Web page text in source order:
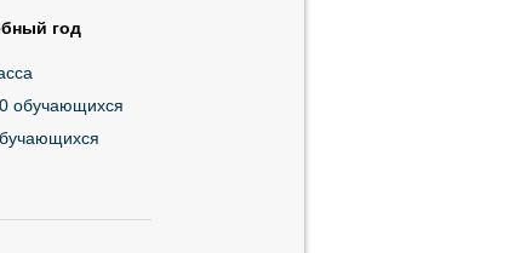
год
обучающихся